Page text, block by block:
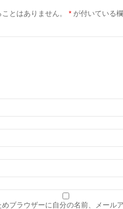
とはありません。 * が付いている
ブラウザーに自分の名前、メール